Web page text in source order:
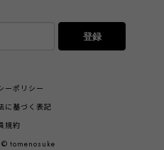
登録
ーポリシー
に基づく表記
規約
© tomenosuke